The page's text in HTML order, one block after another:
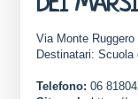
Via Monte
Destinatari:
Telefono: 06